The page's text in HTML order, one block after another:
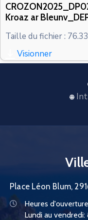
Kroaz ar
Taille du fichier :
Visionner
Place Léon Blum,
Heures
Lundi au